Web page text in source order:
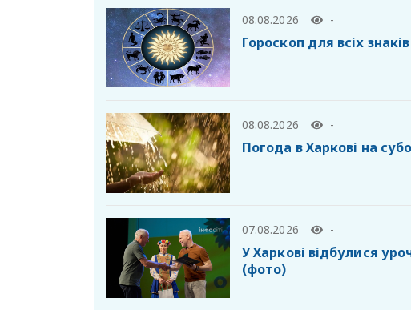
08.08.2026 -
Гороскоп для всіх
08.08.2026 -
Погода в Харкові на
07.08.2026 -
У Харкові відбулися
(фото)